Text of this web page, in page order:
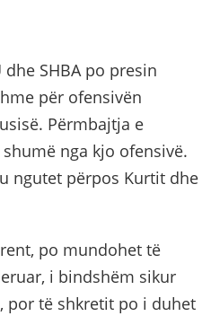
SHBA po presin
për ofensivën
Përmbajtja e
nga kjo ofensivë.
ngutet përpos Kurtit dhe
po mundohet të
i bindshëm sikur
por të shkretit po i duhet